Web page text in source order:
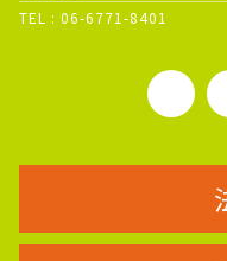
TEL : 06-6771-8401